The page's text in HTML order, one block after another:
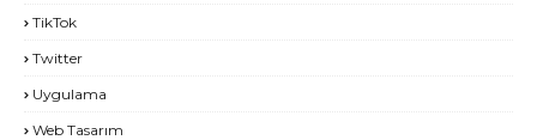
TikTok
Twitter
Uygulama
Web Tasarım